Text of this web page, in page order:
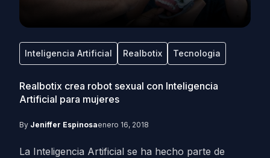
Inteligencia Artificial Realbotix Tecnologia
Realbotix crea robot sexual con Inteligencia
Artificial para mujeres
By Jeniffer Espinosaenero 16, 2018
La Inteligencia Artificial se ha hecho parte de